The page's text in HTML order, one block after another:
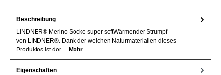
Beschreibung
LINDNER® Merino Socke super softWärmender Strumpf
von LINDNER®. Dank der weichen Naturmaterialien dieses
Produktes ist der… Mehr
Eigenschaften